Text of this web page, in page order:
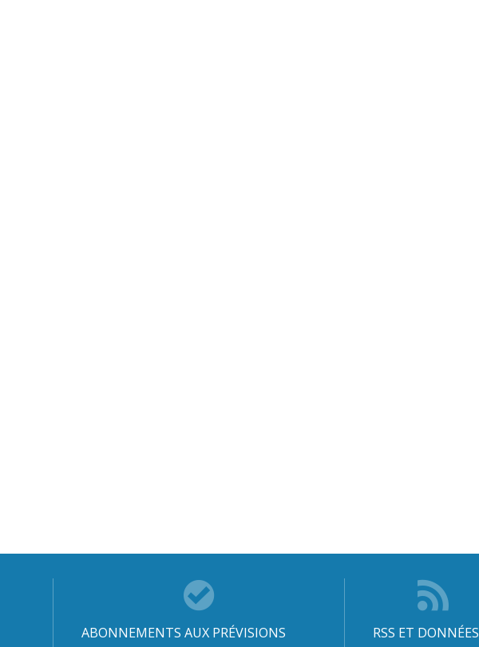
ABONNEMENTS AUX PRÉVISIONS RSS ET DONNÉES